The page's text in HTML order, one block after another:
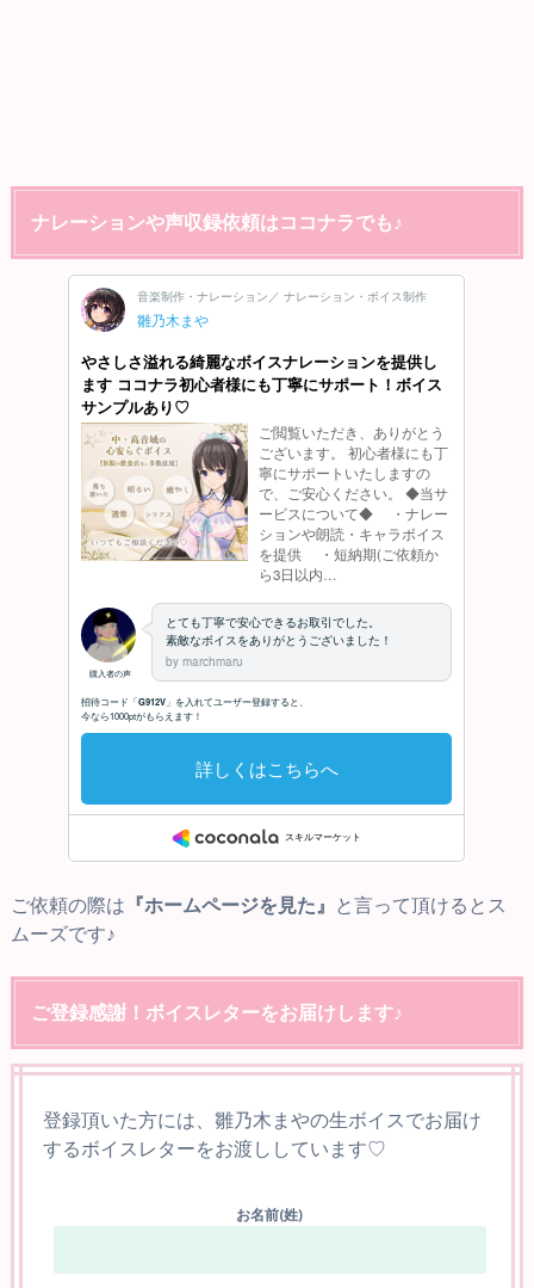
ナレーションや声収録依頼はココナラでも♪
ご依頼の際は 『ホームページを見た』
と言って頂けるとス
ムーズです♪
ご登録感謝！ボイスレターをお届けします♪
登録頂いた方には、雛乃木まやの生ボイスでお届け
するボイスレターをお渡ししています♡
お名前(姓)